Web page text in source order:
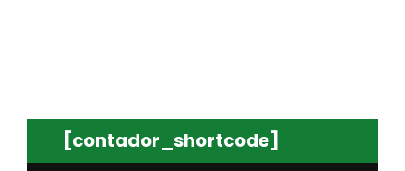
[contador_shortcode]